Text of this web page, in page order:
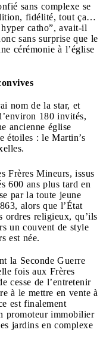
sans complexe se
fidélité, tout ça…
catho”, avait-il
sans surprise que le
cérémonie à l’église
nom de la star, et
180 invités,
ancienne église
étoiles : le Martin’s
Frères Mineurs, issus
600 ans plus tard en
par la toute jeune
alors que l’État
ordres religieux, qu’ils
un couvent de style
est née.
la Seconde Guerre
fois aux Frères
cesse de l’entretenir
à le mettre en vente à
est finalement
promoteur immobilier
jardins en complexe